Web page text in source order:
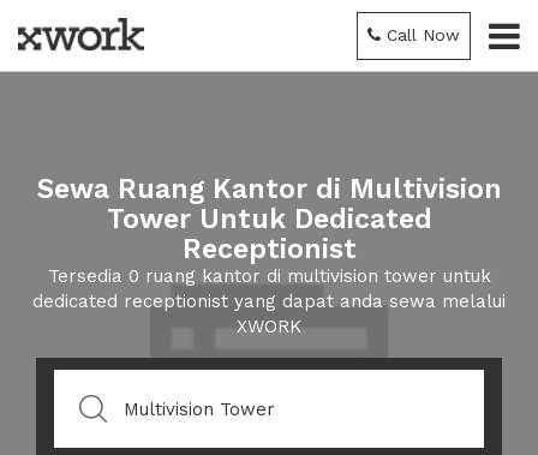
Call Now
Sewa Ruang Kantor di Multivision
Tower Untuk Dedicated
Receptionist
Tersedia 0 ruang kantor di multivision tower untuk
dedicated receptionist yang dapat anda sewa melalui
XWORK